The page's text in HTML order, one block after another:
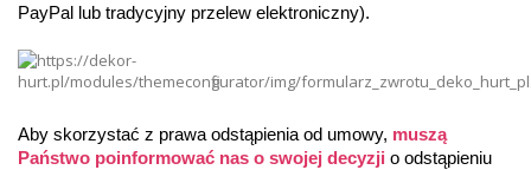
PayPal lub tradycyjny przelew elektroniczny).
Aby skorzystać z prawa odstąpienia od umowy, muszą
Państwo poinformować nas o swojej decyzji o odstąpieniu